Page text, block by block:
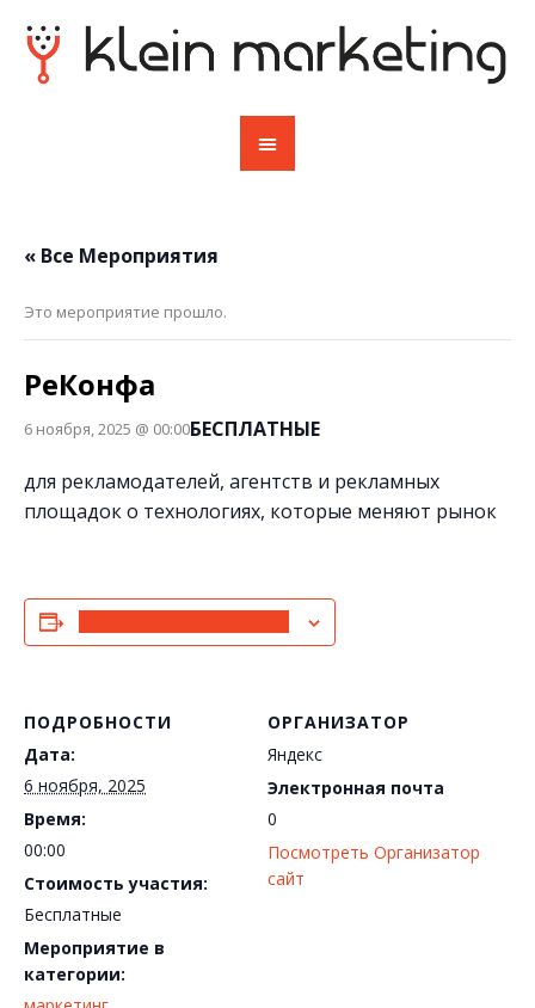
« Все Мероприятия
Это мероприятие прошло.
РеКонфа
6 ноября, 2025 @ 00:00БЕСПЛАТНЫЕ
для рекламодателей, агентств и рекламных
площадок о технологиях, которые меняют рынок
ПОДРОБНОСТИ
Дата:
6 ноября, 2025
Время:
00:00
Стоимость участия:
Бесплатные
Мероприятие в
категории:
ОРГАНИЗАТОР
Яндекс
Электронная почта
0
Посмотреть Организатор
сайт